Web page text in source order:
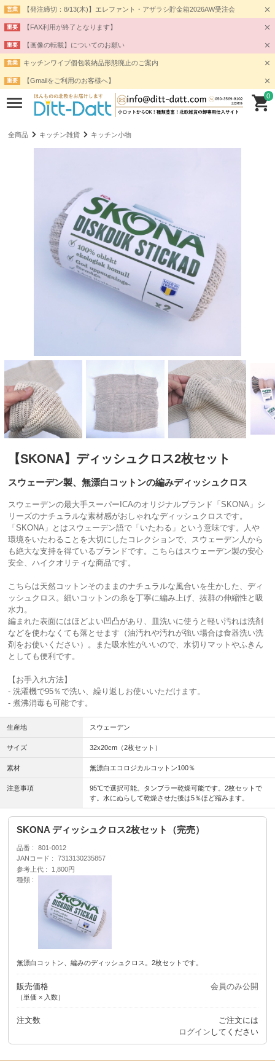
営業 【発注締切：8/13(木)】エレファント・アザラシ貯金箱2026AW受注会
重要 【FAX利用が終了となります】
重要 【画像の転載】についてのお願い
営業 キッチンワイプ個包装納品形態廃止のご案内
重要 【Gmailをご利用のお客様へ】
0
全商品 キッチン雑貨 キッチン小物
【SKONA】ディッシュクロス2枚セット
スウェーデン製、無漂白コットンの編みディッシュクロス
スウェーデンの最大手スーパーICAのオリジナルブランド「SKONA」シ
リーズのナチュラルな素材感がおしゃれなディッシュクロスです。
「SKONA」とはスウェーデン語で「いたわる」という意味です。人や
環境をいたわることを大切にしたコレクションで、スウェーデン人から
も絶大な支持を得ているブランドです。こちらはスウェーデン製の安心
安全、ハイクオリティな商品です。
こちらは天然コットンそのままのナチュラルな風合いを生かした、ディ
ッシュクロス。細いコットンの糸を丁寧に編み上げ、抜群の伸縮性と吸
水力。
編まれた表面にはほどよい凹凸があり、皿洗いに使うと軽い汚れは洗剤
などを使わなくても落とせます（油汚れや汚れが強い場合は食器洗い洗
剤をお使いください）。また吸水性がいいので、水切りマットやふきん
としても便利です。
【お手入れ方法】
- 洗濯機で95％で洗い、繰り返しお使いいただけます。
- 煮沸消毒も可能です。
生産地 スウェーデン
サイズ 32x20cm（2枚セット）
素材 無漂白エコロジカルコットン100％
注意事項
95℃で選択可能。タンブラー乾燥可能です。2枚セットで
す。水にぬらして乾燥させた後は5％ほど縮みます。
SKONA ディッシュクロス2枚セット（完売）
品番
801-0012
JANコード
7313130235857
参考上代
1,800円
種類
無漂白コットン、編みのディッシュクロス。2枚セットです。
販売価格
（単価 × 入数）
会員のみ公開
注文数
ご注文には
ログイン してください